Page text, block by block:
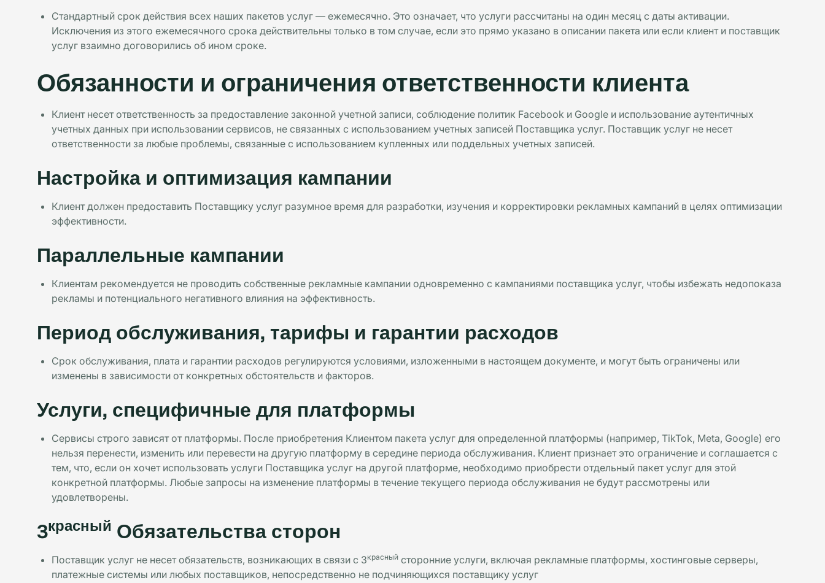
Стандартный срок действия всех наших пакетов услуг — ежемесячно. Это означает, что услуги рассчитаны на один месяц с даты активации.
Исключения из этого ежемесячного срока действительны только в том случае, если это прямо указано в описании пакета или если клиент и поставщик
услуг взаимно договорились об ином сроке.
Обязанности и ограничения ответственности клиента
Клиент несет ответственность за предоставление законной учетной записи, соблюдение политик Facebook и Google и использование аутентичных
учетных данных при использовании сервисов, не связанных с использованием учетных записей Поставщика услуг. Поставщик услуг не несет
ответственности за любые проблемы, связанные с использованием купленных или поддельных учетных записей.
Настройка и оптимизация кампании
Клиент должен предоставить Поставщику услуг разумное время для разработки, изучения и корректировки рекламных кампаний в целях оптимизации
эффективности.
Параллельные кампании
Клиентам рекомендуется не проводить собственные рекламные кампании одновременно с кампаниями поставщика услуг, чтобы избежать недопоказа
рекламы и потенциального негативного влияния на эффективность.
Период обслуживания, тарифы и гарантии расходов
Срок обслуживания, плата и гарантии расходов регулируются условиями, изложенными в настоящем документе, и могут быть ограничены или
изменены в зависимости от конкретных обстоятельств и факторов.
Услуги, специфичные для платформы
Сервисы строго зависят от платформы. После приобретения Клиентом пакета услуг для определенной платформы (например, TikTok, Meta, Google) его
нельзя перенести, изменить или перевести на другую платформу в середине периода обслуживания. Клиент признает это ограничение и соглашается с
тем, что, если он хочет использовать услуги Поставщика услуг на другой платформе, необходимо приобрести отдельный пакет услуг для этой
конкретной платформы. Любые запросы на изменение платформы в течение текущего периода обслуживания не будут рассмотрены или
удовлетворены.
3красный Обязательства сторон
Поставщик услуг не несет обязательств, возникающих в связи с 3красный сторонние услуги, включая рекламные платформы, хостинговые серверы,
платежные системы или любых поставщиков, непосредственно не подчиняющихся поставщику услуг